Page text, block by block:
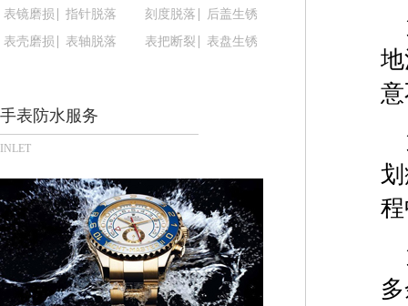
苏州市苏州工业园区星港街199号苏州中心办公楼
武汉市江汉区解放大道686号世界贸易大厦38层09
南宁市青秀区金湖路59号地王大厦12楼1224室（
合肥市蜀山区潜山路111号万象城华润大厦B座12
烟台市芝罘区胜利路139号万达金融中心A座907室
长春市朝阳区西安大路727号中银大厦A座(旺进大
贵阳市南明区都司高架桥路33号亨特国际金融中心
昆明市盘龙区北京路928号同德昆明广场写字楼10
石家庄市长安区中山东路39号勒泰中心写字楼B座
西安市碑林区南关正街88号华侨城长安国际中心E
表镜磨损 指针脱落 刻度脱落
后盖生锈
表壳磨损
表轴脱落 表把断裂 表盘生锈
手表防水服务
INLET